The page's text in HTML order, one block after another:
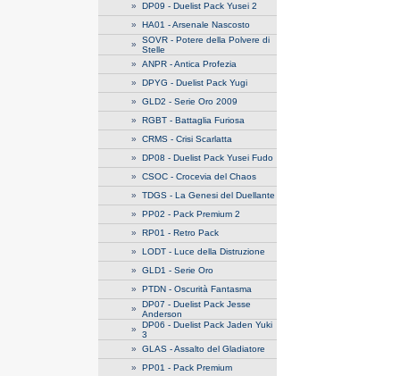
» DP09 - Duelist Pack Yusei 2
» HA01 - Arsenale Nascosto
» SOVR - Potere della Polvere di
Stelle
» ANPR - Antica Profezia
» DPYG - Duelist Pack Yugi
» GLD2 - Serie Oro 2009
» RGBT - Battaglia Furiosa
» CRMS - Crisi Scarlatta
» DP08 - Duelist Pack Yusei Fudo
» CSOC - Crocevia del Chaos
» TDGS - La Genesi del Duellante
» PP02 - Pack Premium 2
» RP01 - Retro Pack
» LODT - Luce della Distruzione
» GLD1 - Serie Oro
» PTDN - Oscurità Fantasma
» DP07 - Duelist Pack Jesse
Anderson
» DP06 - Duelist Pack Jaden Yuki
3
» GLAS - Assalto del Gladiatore
» PP01 - Pack Premium